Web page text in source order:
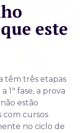
este
têm três etapas
1ª fase, a prova
estão
com cursos
no ciclo de